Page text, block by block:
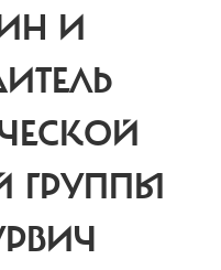
И
ГРУППЫ